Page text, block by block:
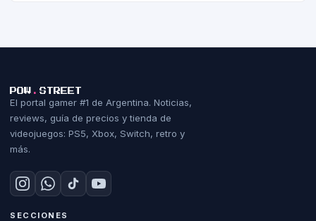
POW . STREET
El portal gamer #1 de Argentina. Noticias,
reviews, guía de precios y tienda de
videojuegos: PS5, Xbox, Switch, retro y
más.
SECCIONES